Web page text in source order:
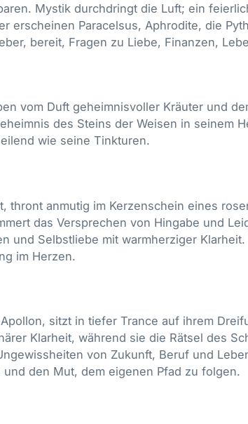
Mystik durchdringt die Luft; ein
erscheinen Paracelsus, Aphrodite, die
bereit, Fragen zu Liebe, Finanzen,
vom Duft geheimnisvoller Kräuter und
des Steins der Weisen in seinem
wie seine Tinkturen.
thront anmutig im Kerzenschein eines
das Versprechen von Hingabe und
und Selbstliebe mit warmherziger
im Herzen.
sitzt in tiefer Trance auf ihrem
Klarheit, während sie die Rätsel des
von Zukunft, Beruf und
den Mut, dem eigenen Pfad zu folgen.